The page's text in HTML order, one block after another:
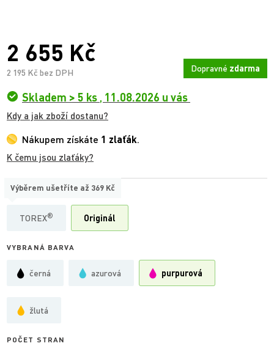
2 655 Kč
2 195 Kč bez DPH Dopravné zdarma
Skladem > 5 ks , 11.08.2026 u vás
Kdy a jak zboží dostanu?
Nákupem získáte 1 zlaťák.
K čemu jsou zlaťáky?
TYP
TOREX®
Výběrem ušetříte až 369 Kč
Originál
VYBRANÁ BARVA
černá azurová purpurová
žlutá
POČET STRAN